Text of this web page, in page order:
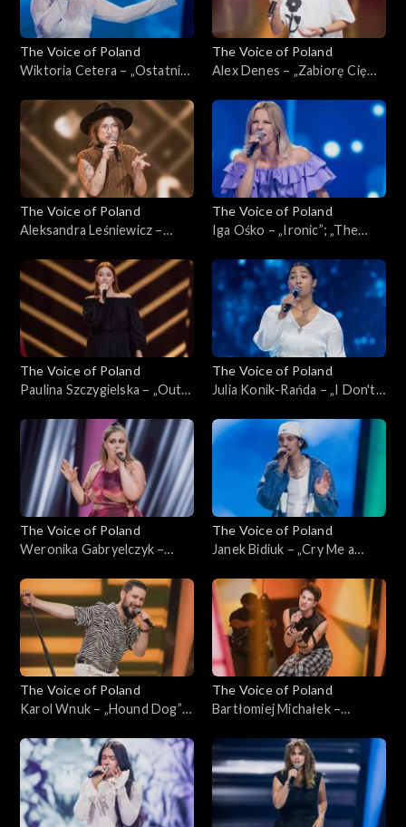
The Voice of Poland
Wiktoria Cetera – „Ostatni”;
Przesłuchania w ciemno, 5
października 2024
The Voice of Poland
Alex Denes – „Zabiorę Cię
Poland”, Przesłuchania w
ciemno, 5 października 2024
The Voice of Poland
Aleksandra Leśniewicz –
Voice of Poland”,
Przesłuchania w ciemno, 5
października 2024
The Voice of Poland
Iga Ośko – „Ironic”; „The
Przesłuchania w ciemno, 28
września 2024
The Voice of Poland
Paulina Szczygielska – „Out
Poland”, Przesłuchania w
ciemno, 28 września 2024
The Voice of Poland
Julia Konik-Rańda – „I Don't
Voice of Poland”,
Przesłuchania w ciemno, 28
września 2024
The Voice of Poland
Weronika Gabryelczyk –
Voice of Poland”,
Przesłuchania w ciemno, 28
września 2024
The Voice of Poland
Janek Bidiuk – „Cry Me a
Przesłuchania w ciemno, 28
września 2024
The Voice of Poland
Karol Wnuk – „Hound Dog”;
Przesłuchania w ciemno, 28
września 2024
The Voice of Poland
Bartłomiej Michałek –
Przesłuchania w ciemno, 28
września 2024